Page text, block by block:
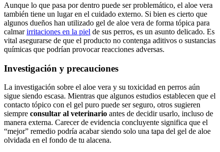
Aunque lo que pasa por dentro puede ser problemático, el aloe vera
también tiene un lugar en el cuidado externo. Si bien es cierto que
algunos dueños han utilizado gel de aloe vera de forma tópica para
calmarirritaciones en la piel de sus perros, es un asunto delicado. Es
vital asegurarse de que el producto no contenga aditivos o sustancias
químicas que podrían provocar reacciones adversas.
Investigación y precauciones
La investigación sobre el aloe vera y su toxicidad en perros aún
sigue siendo escasa. Mientras que algunos estudios establecen que el
contacto tópico con el gel puro puede ser seguro, otros sugieren
siempre consultar al veterinario antes de decidir usarlo, incluso de
manera externa. Carecer de evidencia concluyente significa que el
“mejor” remedio podría acabar siendo solo una tapa del gel de aloe
olvidada en el fondo de tu alacena.